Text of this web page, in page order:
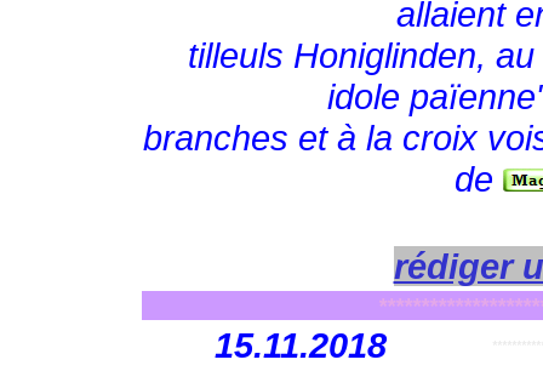
allaient
tilleuls Honiglinden,
idole
branches et à la croix
de
rédiger
15.11.2018